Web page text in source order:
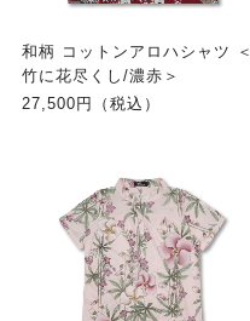
和柄 コットンアロハシャツ ＜
竹に花尽くし/濃赤＞
27,500円（税込）